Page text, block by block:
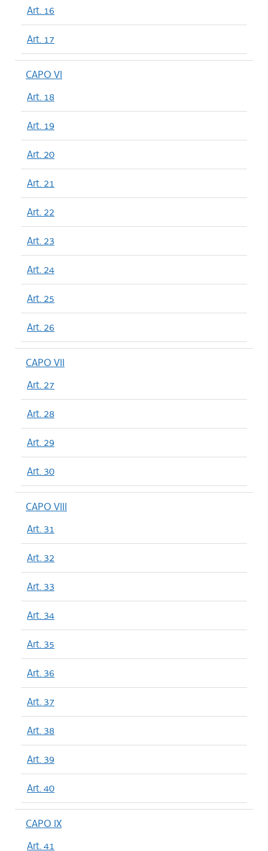
Art. 16
Art. 17
CAPO VI
Art. 18
Art. 19
Art. 20
Art. 21
Art. 22
Art. 23
Art. 24
Art. 25
Art. 26
CAPO VII
Art. 27
Art. 28
Art. 29
Art. 30
CAPO VIII
Art. 31
Art. 32
Art. 33
Art. 34
Art. 35
Art. 36
Art. 37
Art. 38
Art. 39
Art. 40
CAPO IX
Art. 41